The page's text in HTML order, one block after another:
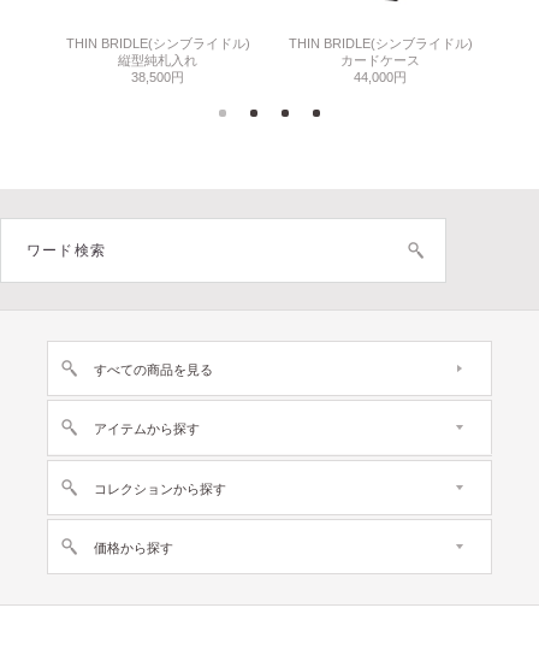
THIN BRIDLE(シンブライドル)
縦型純札入れ
38,500円
THIN BRIDLE(シンブライドル)
カードケース
44,000円
すべての商品を見る
アイテムから探す
コレクションから探す
価格から探す